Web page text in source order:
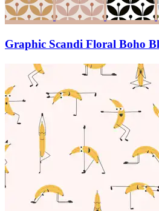
Graphic Scandi Floral Boho